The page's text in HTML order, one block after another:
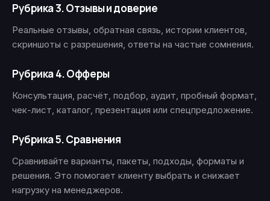
Рубрика 3. Отзывы и доверие
Реальные отзывы, обратная связь, истории клиентов,
скриншоты с разрешения, ответы на частые сомнения.
Рубрика 4. Офферы
Консультация, расчёт, подбор, аудит, пробный формат,
чек-лист, каталог, презентация или спецпредложение.
Рубрика 5. Сравнения
Сравнивайте варианты, пакеты, подходы, форматы и
решения. Это помогает клиенту выбрать и снижает
нагрузку на менеджеров.